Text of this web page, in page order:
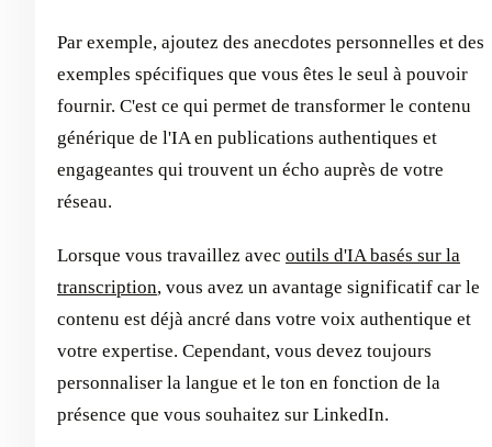
Par exemple, ajoutez des anecdotes personnelles et des
exemples spécifiques que vous êtes le seul à pouvoir
fournir. C'est ce qui permet de transformer le contenu
générique de l'IA en publications authentiques et
engageantes qui trouvent un écho auprès de votre
réseau.
Lorsque vous travaillez avec outils d'IA basés sur la
transcription, vous avez un avantage significatif car le
contenu est déjà ancré dans votre voix authentique et
votre expertise. Cependant, vous devez toujours
personnaliser la langue et le ton en fonction de la
présence que vous souhaitez sur LinkedIn.